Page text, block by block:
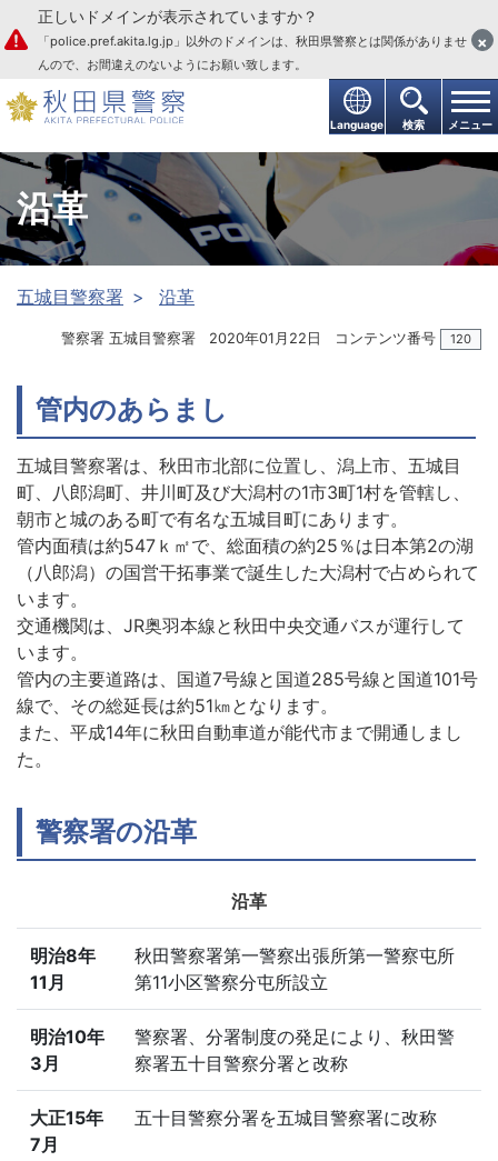
本文へ
Language 検索 メニュー
正しいドメインが表示されていますか？
「police.pref.akita.lg.jp」以外のドメインは、秋田県警察とは関係がありませ
んので、お間違えのないようにお願い致します。
×
沿革
五城目警察署 沿革
警察署 五城目警察署 2020年01月22日 コンテンツ番号 120
管内のあらまし
五城目警察署は、秋田市北部に位置し、潟上市、五城目
町、八郎潟町、井川町及び大潟村の1市3町1村を管轄し、
朝市と城のある町で有名な五城目町にあります。
管内面積は約547ｋ㎡で、総面積の約25％は日本第2の湖
（八郎潟）の国営干拓事業で誕生した大潟村で占められて
います。
交通機関は、JR奥羽本線と秋田中央交通バスが運行して
います。
管内の主要道路は、国道7号線と国道285号線と国道101号
線で、その総延長は約51㎞となります。
また、平成14年に秋田自動車道が能代市まで開通しまし
た。
警察署の沿革
沿革
明治8年
11月
秋田警察署第一警察出張所第一警察屯所
第11小区警察分屯所設立
明治10年
3月
警察署、分署制度の発足により、秋田警
察署五十目警察分署と改称
大正15年
7月
五十目警察分署を五城目警察署に改称